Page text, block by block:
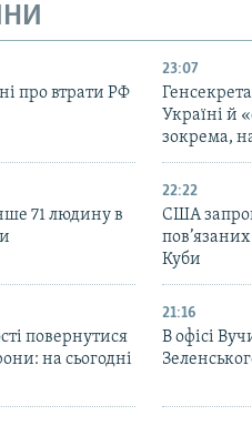
про втрати РФ
23:07
Україні й
зокрема,
71 людину в
22:22
США
Куби
повернутися
на сьогодні
21:16
В офісі